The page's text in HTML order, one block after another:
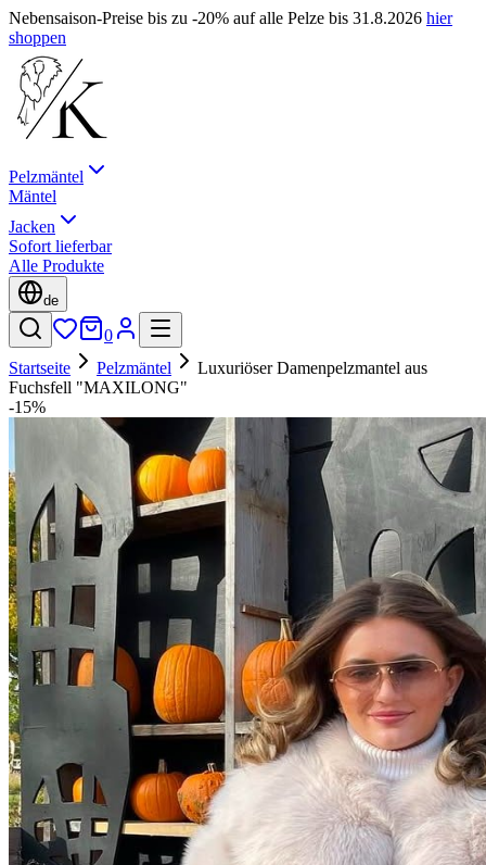
Nebensaison-Preise bis zu -20% auf alle Pelze bis 31.8.2026 hier
shoppen
Pelzmäntel
Mäntel
Jacken
Sofort lieferbar
Alle Produkte
de
0
Startseite
Pelzmäntel
Luxuriöser Damenpelzmantel aus
Fuchsfell "MAXILONG"
-15%